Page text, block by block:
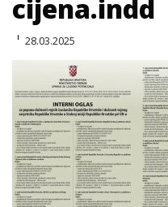
cijena.indd
28.03.2025